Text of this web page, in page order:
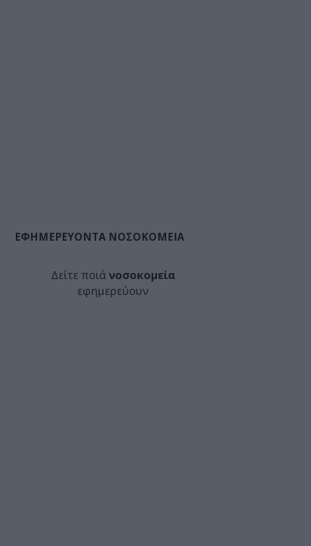
ΕΦΗΜΕΡΕΥΟΝΤΑ ΝΟΣΟΚΟΜΕΙΑ
Δείτε ποιά νοσοκομεία
εφημερεύουν